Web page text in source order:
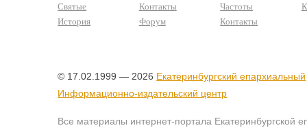
Святые
История
Контакты
Форум
Частоты
Контакты
© 17.02.1999 — 2026 Екатеринбургский епархиальный
Информационно-издательский центр
Все материалы интернет-портала Екатеринбургской